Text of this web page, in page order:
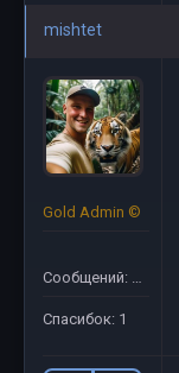
mishtet
Gold Admin ©
Сообщений: 19
Спасибок: 1